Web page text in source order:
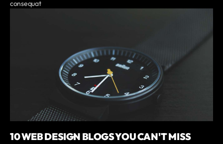
consequat
10 WEB DESIGN BLOGS YOU CAN'T MISS